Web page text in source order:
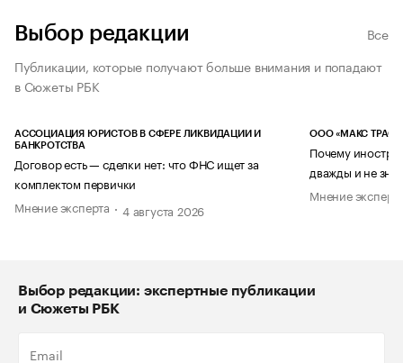
Выбор редакции
Все
Публикации, которые получают больше внимания и попадают
в Сюжеты РБК
АССОЦИАЦИЯ ЮРИСТОВ В СФЕРЕ ЛИКВИДАЦИИ И
БАНКРОТСТВА
Договор есть — сделки нет: что ФНС ищет за
комплектом первички
Мнение эксперта
4 августа 2026
ООО «МАКС ТРАСТ»
Почему
дважды и не
Мнение
Выбор редакции: экспертные публикации
и Сюжеты РБК